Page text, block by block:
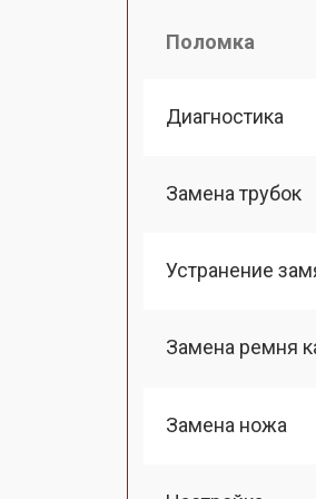
Поломка
Диагностика
Замена трубок
Устранение
Замена ремня
Замена ножа